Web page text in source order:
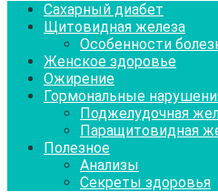
Сахарный диабет
Щитовидная железа
Особенности
Женское здоровье
Ожирение
Гормональные
Поджелудочная
Паращитовидная
Полезное
Анализы
Секреты здоровья